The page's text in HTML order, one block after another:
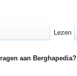
aan Berghapedia?
Lezen